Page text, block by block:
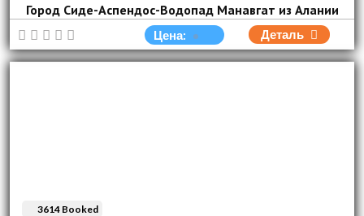
Город Сиде-Аспендос-Водопад Манавгат из Алании
Цена: Деталь
3614 Booked